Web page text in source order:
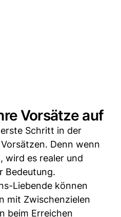
Vorsätze auf
Schritt in der
Denn wenn
wird es realer und
Bedeutung.
Liebende können
mit Zwischenzielen
beim Erreichen